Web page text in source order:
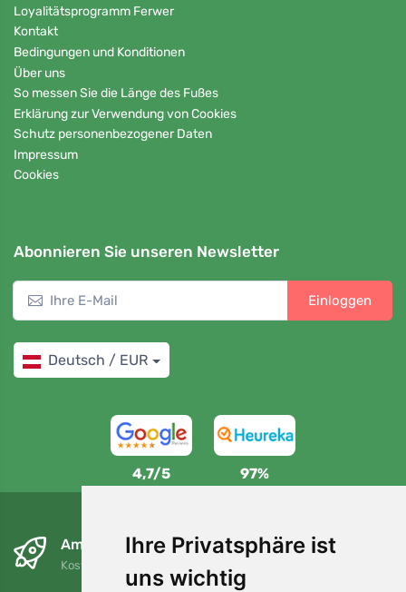
Ihre Privatsphäre ist
uns wichtig
Loyalitätsprogramm Ferwer
Kontakt
Bedingungen und Konditionen
Über uns
So messen Sie die Länge des Fußes
Erklärung zur Verwendung von Cookies
Schutz personenbezogener Daten
Impressum
Cookies
Abonnieren Sie unseren Newsletter
Einloggen
Deutsch / EUR
4,7/5 97%
Am nächsten Tag und kostenlos
Kostenloser Versand für Bestellungen über 80 EUR